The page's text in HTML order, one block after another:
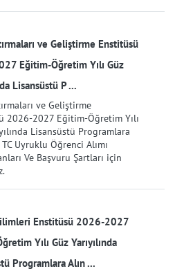
ve Geliştirme Enstitüsü
Eğitim-Öğretim Yılı Güz
Lisansüstü P ...
ve Geliştirme
2026-2027 Eğitim-Öğretim Yılı
Lisansüstü Programlara
Uyruklu Öğrenci Alımı
Ve Başvuru Şartları için
Enstitüsü 2026-2027
Yılı Güz Yarıyılında
Programlara Alın ...